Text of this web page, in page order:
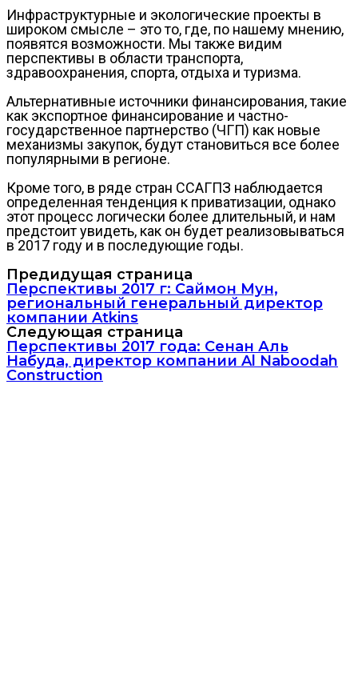
Инфраструктурные и экологические проекты в
широком смысле – это то, где, по нашему мнению,
появятся возможности. Мы также видим
перспективы в области транспорта,
здравоохранения, спорта, отдыха и туризма.
Альтернативные источники финансирования, такие
как экспортное финансирование и частно-
государственное партнерство (ЧГП) как новые
механизмы закупок, будут становиться все более
популярными в регионе.
Кроме того, в ряде стран ССАГПЗ наблюдается
определенная тенденция к приватизации, однако
этот процесс логически более длительный, и нам
предстоит увидеть, как он будет реализовываться
в 2017 году и в последующие годы.
Предидущая страница
Перспективы 2017 г: Саймон Мун,
региональный генеральный директор
компании Atkins
Следующая страница
Перспективы 2017 года: Сенан Аль
Набуда, директор компании Al Naboodah
Construction